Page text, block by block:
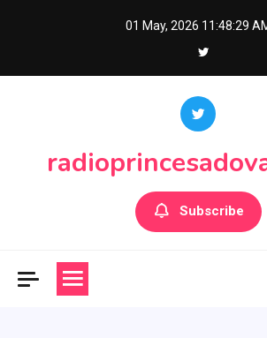
01 May, 2026 11:48:30
Subscribe